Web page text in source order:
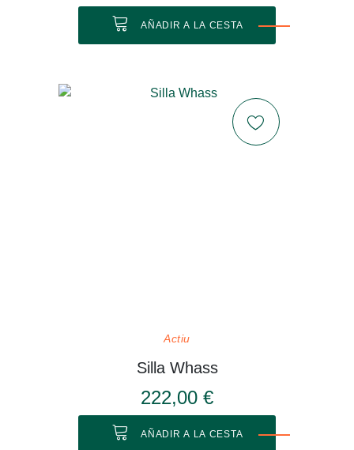
AÑADIR A LA CESTA
Actiu
Silla Whass
222,00 €
AÑADIR A LA CESTA